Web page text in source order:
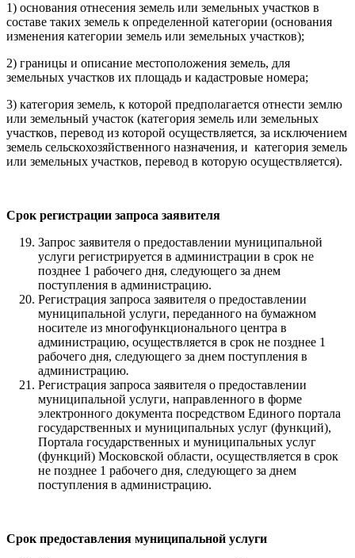
1) основания отнесения земель или земельных участков в
составе таких земель к определенной категории (основания
изменения категории земель или земельных участков);
2) границы и описание местоположения земель, для
земельных участков их площадь и кадастровые номера;
3) категория земель, к которой предполагается отнести землю
или земельный участок (категория земель или земельных
участков, перевод из которой осуществляется, за исключением
земель сельскохозяйственного назначения, и категория земель
или земельных участков, перевод в которую осуществляется).
Срок регистрации запроса заявителя
Запрос заявителя о предоставлении муниципальной
услуги регистрируется в администрации в срок не
позднее 1 рабочего дня, следующего за днем
поступления в администрацию.
Регистрация запроса заявителя о предоставлении
муниципальной услуги, переданного на бумажном
носителе из многофункционального центра в
администрацию, осуществляется в срок не позднее 1
рабочего дня, следующего за днем поступления в
администрацию.
Регистрация запроса заявителя о предоставлении
муниципальной услуги, направленного в форме
электронного документа посредством Единого портала
государственных и муниципальных услуг (функций),
Портала государственных и муниципальных услуг
(функций) Московской области, осуществляется в срок
не позднее 1 рабочего дня, следующего за днем
поступления в администрацию.
Срок предоставления муниципальной услуги